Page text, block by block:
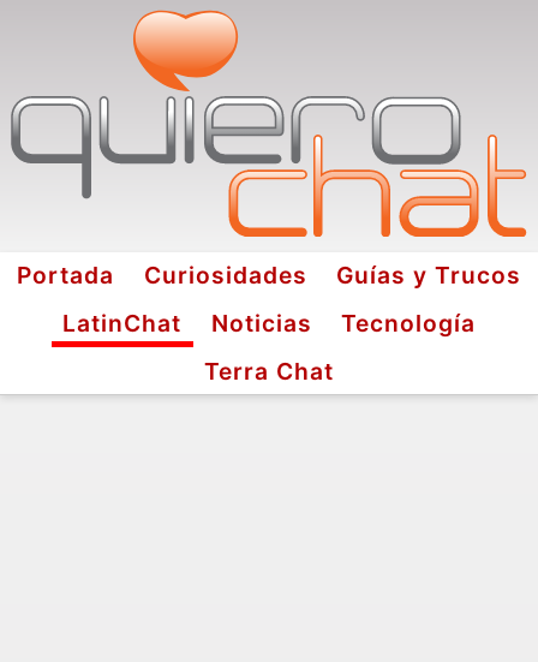
Portada Curiosidades
Guías y Trucos
LatinChat
Noticias
Tecnología
Terra Chat